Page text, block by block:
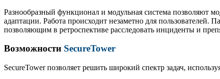
Разнообразный функционал и модульная система позволяют
адаптации. Работа происходит незаметно для пользователей.
позволяющим в ретроспективе расследовать инциденты и
Возможности SecureTower
SecureTower позволяет решить широкий спектр задач,